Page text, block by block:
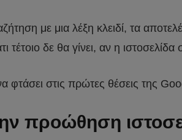
με μια λέξη κλειδί, τα
τέτοιο δε θα γίνει, αν η
φτάσει στις πρώτες θέσεις της
προώθηση